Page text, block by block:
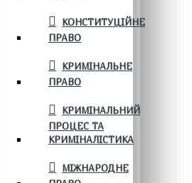
КОНСТИТУЦІЙНЕ
ПРАВО
КРИМІНАЛЬНЕ
ПРАВО
КРИМІНАЛЬНИЙ
ПРОЦЕС ТА
КРИМІНАЛІСТИКА
МІЖНАРОДНЕ